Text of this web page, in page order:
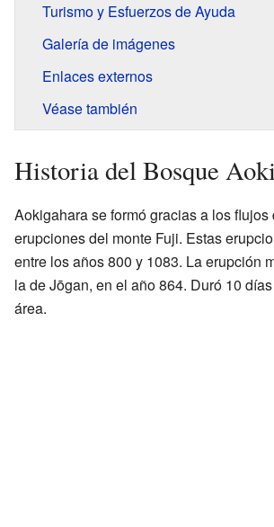
Turismo y Esfuerzos de Ayuda
Galería de imágenes
Enlaces externos
Véase también
Historia del Bosque
Aokigahara se formó gracias a los flujos
erupciones del monte Fuji. Estas
entre los años 800 y 1083. La erupción
la de Jōgan, en el año 864. Duró 10
área.